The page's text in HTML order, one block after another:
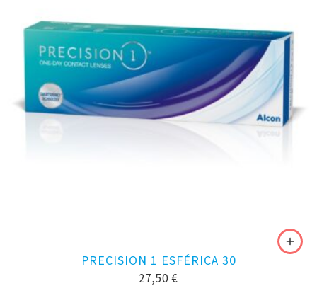
PRECISION 1 ESFÉRICA 30
27,50 €